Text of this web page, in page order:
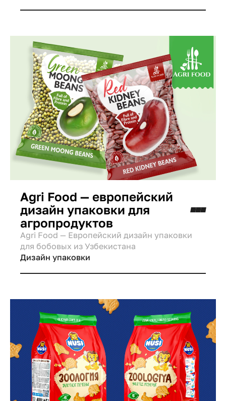
Agri Food — европейский
дизайн упаковки для
агропродуктов
Agri Food — Европейский дизайн упаковки
для бобовых из Узбекистана
Дизайн упаковки